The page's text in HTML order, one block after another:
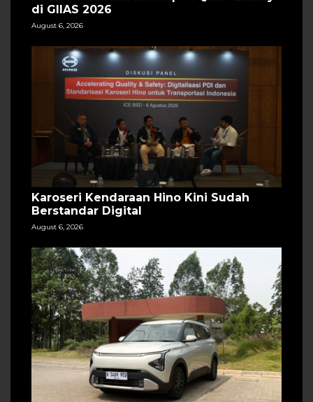
di GIIAS 2026
August 6, 2026
Karoseri Kendaraan Hino Kini Sudah
Berstandar Digital
August 6, 2026